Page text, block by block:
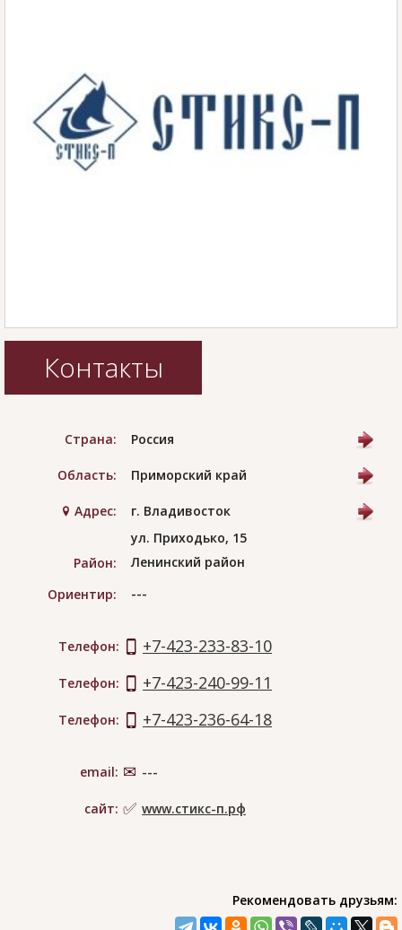
Контакты
Страна: Россия
Область: Приморский край
Адрес:
г. Владивосток
ул. Приходько, 15
Район:
Ленинский район
Ориентир:
---
Телефон: +7-423-233-83-10
Телефон: +7-423-240-99-11
Телефон: +7-423-236-64-18
email: ---
сайт: www.стикс-п.рф
Рекомендовать друзьям: